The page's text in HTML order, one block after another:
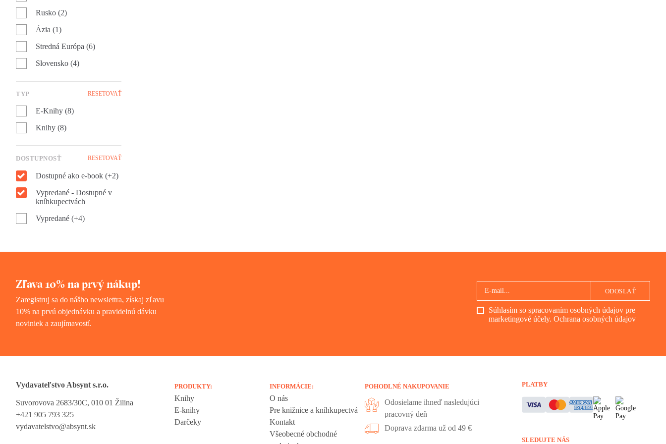
Rusko (2)
Ázia (1)
Stredná Európa (6)
Slovensko (4)
TYP RESETOVAŤ
E-Knihy (8)
Knihy (8)
DOSTUPNOSŤ RESETOVAŤ
Dostupné ako e-book (+2)
Vypredané - Dostupné v
kníhkupectvách
Vypredané (+4)
Zľava 10% na prvý nákup!
Zaregistruj sa do nášho newslettra, získaj zľavu
10% na prvú objednávku a pravidelnú dávku
noviniek a zaujímavostí.
Súhlasím so spracovaním osobných údajov pre
marketingové účely. Ochrana osobných údajov
ODOSLAŤ
Vydavateľstvo Absynt s.r.o.
Suvorovova 2683/30C, 010 01 Žilina
+421 905 793 325
vydavatelstvo@absynt.sk
PRODUKTY:
Knihy
E-knihy
Darčeky
INFORMÁCIE:
O nás
Pre knižnice a kníhkupectvá
Kontakt
Všeobecné obchodné
POHODLNÉ NAKUPOVANIE
Odosielame ihneď nasledujúci
pracovný deň
Doprava zdarma už od 49 €
PLATBY
SLEDUJTE NÁS
Vážime si vaše súkromie
Táto stránka používa cookies, aby vám ponúkla skvelý zážitok z prehliadania.